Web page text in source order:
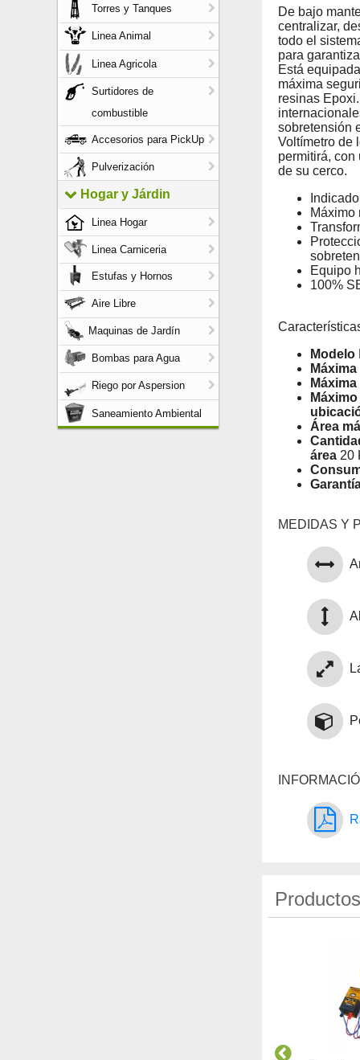
Torres y Tanques
Linea Animal
Linea Agricola
Surtidores de
combustible
Accesorios para PickUp
Pulverización
Hogar y Járdin
Linea Hogar
Linea Carniceria
Estufas y Hornos
Aire Libre
Maquinas de Jardín
Bombas para Agua
Riego por Aspersion
Saneamiento Ambiental
De bajo
centralizar,
todo el
para
Está
máxima
resinas
sobretensión
Voltímetro de
permitirá, con
de su cerco.
Máximo
Equipo
100%
Modelo
Área
área 20
MEDIDAS Y